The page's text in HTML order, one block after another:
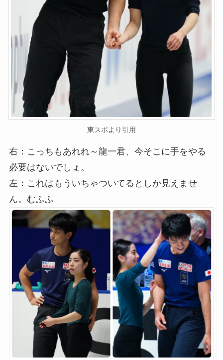
東スポより引用
右：こっちもあれれ～龍一君、今そこに手をやる
必要はないでしょ。
左：これはもういちゃついてるとしか見えませ
ん。むふふ